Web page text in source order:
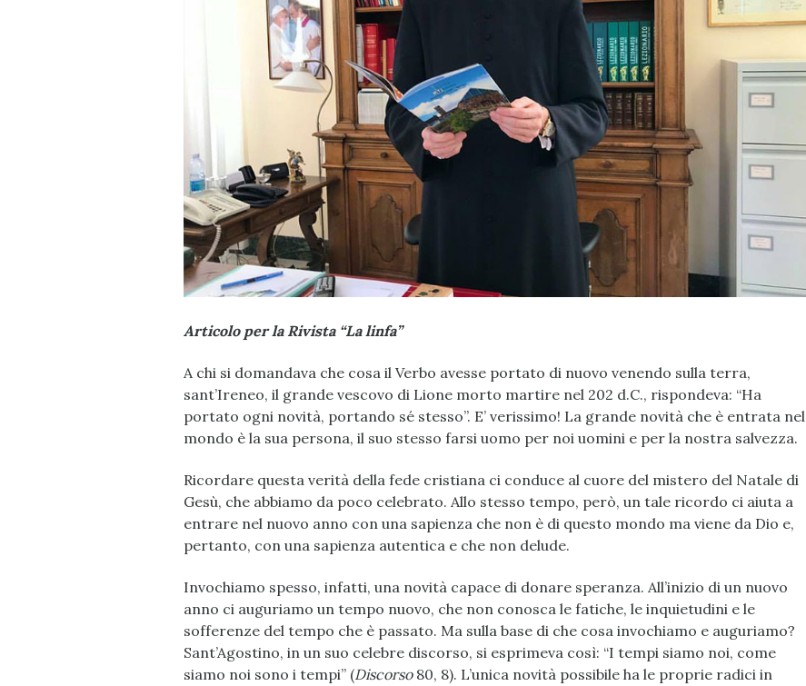
Articolo per la Rivista “La linfa”
A chi si domandava che cosa il Verbo avesse portato di nuovo venendo sulla terra,
sant’Ireneo, il grande vescovo di Lione morto martire nel 202 d.C., rispondeva: “Ha
portato ogni novità, portando sé stesso”. E’ verissimo! La grande novità che è entrata nel
mondo è la sua persona, il suo stesso farsi uomo per noi uomini e per la nostra salvezza.
Ricordare questa verità della fede cristiana ci conduce al cuore del mistero del Natale di
Gesù, che abbiamo da poco celebrato. Allo stesso tempo, però, un tale ricordo ci aiuta a
entrare nel nuovo anno con una sapienza che non è di questo mondo ma viene da Dio e,
pertanto, con una sapienza autentica e che non delude.
Invochiamo spesso, infatti, una novità capace di donare speranza. All’inizio di un nuovo
anno ci auguriamo un tempo nuovo, che non conosca le fatiche, le inquietudini e le
sofferenze del tempo che è passato. Ma sulla base di che cosa invochiamo e auguriamo?
Sant’Agostino, in un suo celebre discorso, si esprimeva così: “I tempi siamo noi, come
siamo noi sono i tempi” (Discorso 80, 8). L’unica novità possibile ha le proprie radici in